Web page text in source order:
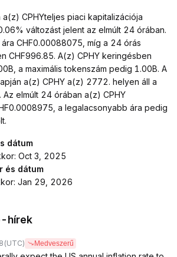
CPHYteljes piaci kapitalizációja
változást jelent az elmúlt 24 órában.
CHF0.00088075, míg a 24 órás
CHF996.85. A(z) CPHY keringésben
a maximális tokenszám pedig 1.00B. A
a(z) CPHY a(z) 2772. helyen áll a
elmúlt 24 órában a(z) CPHY
a legalacsonyabb ára pedig
dátum
Oct 3, 2025
és dátum
Jan 29, 2026
hírek
(UTC) Medveszerű